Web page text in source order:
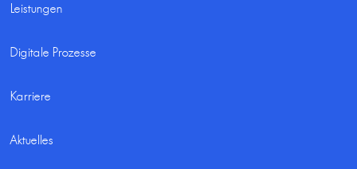
Leistungen
Digitale Prozesse
Karriere
Aktuelles